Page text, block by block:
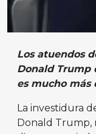
Los atuendos
Donald Trump
es mucho más
La investidura
Donald Trump,